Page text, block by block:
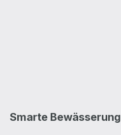
Smarte Bewässerung